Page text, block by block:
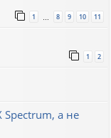
1 … 8 9 10 11
1 2
а не